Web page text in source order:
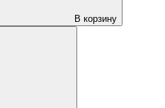
В корзину